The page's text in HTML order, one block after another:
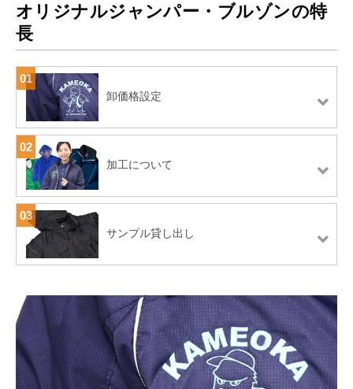
オリジナルジャンパー・ブルゾンの特
長
01
卸価格設定
02
加工について
03
サンプル貸し出し